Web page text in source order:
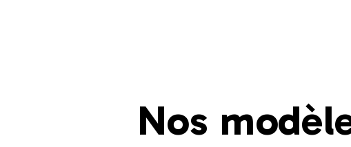
Nos